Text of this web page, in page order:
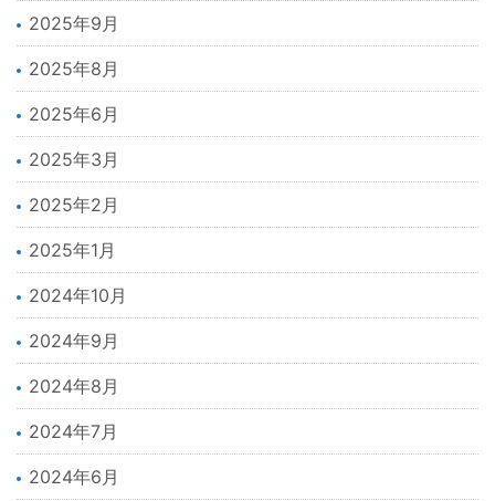
2025年9月
2025年8月
2025年6月
2025年3月
2025年2月
2025年1月
2024年10月
2024年9月
2024年8月
2024年7月
2024年6月